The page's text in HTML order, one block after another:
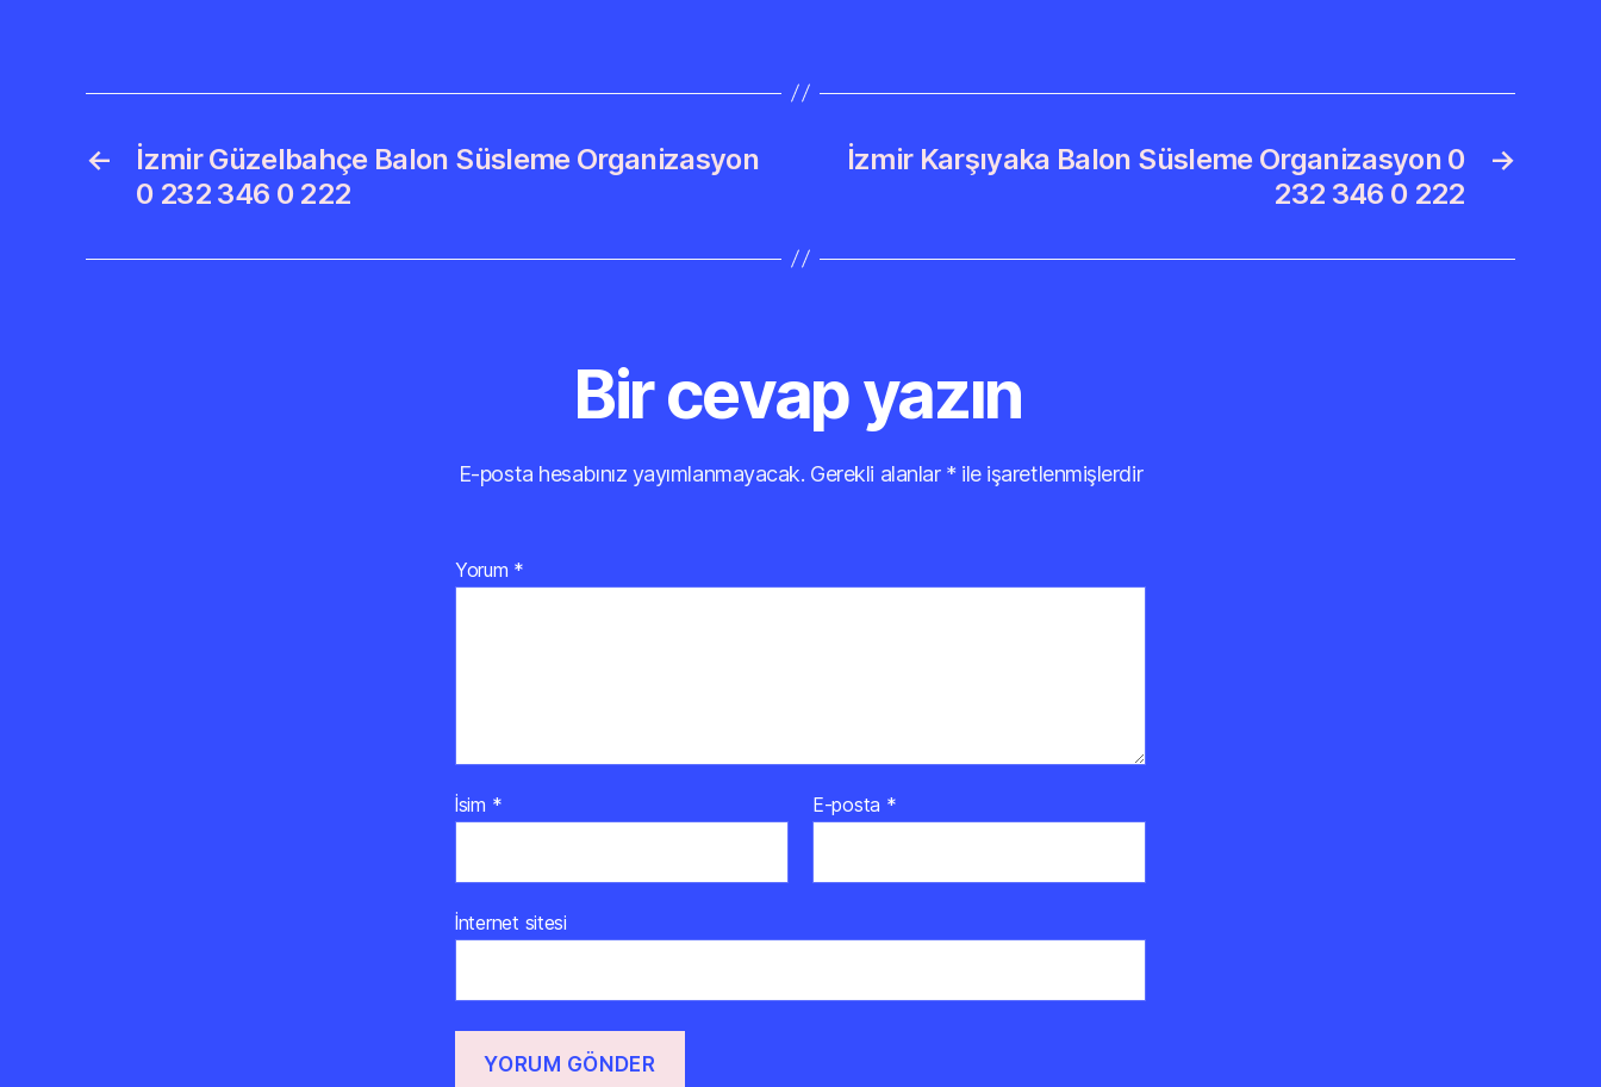
←
İzmir Güzelbahçe Balon Süsleme Organizasyon
0 232 346 0 222
→
İzmir Karşıyaka Balon Süsleme Organizasyon 0
232 346 0 222
Bir cevap yazın
E-posta hesabınız yayımlanmayacak. Gerekli alanlar *ile işaretlenmişlerdir
Yorum *
İsim * E-posta *
İnternet sitesi